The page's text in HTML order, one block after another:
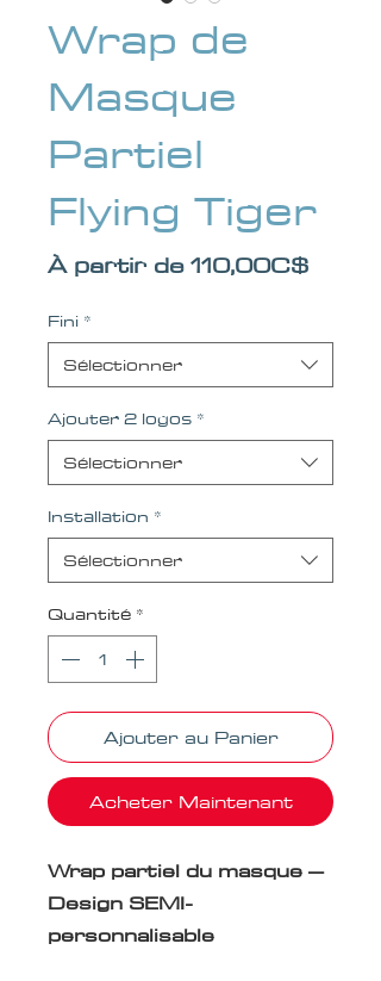
Wrap de
Masque
Partiel
Flying Tiger
À partir de110,00C$Prix
Fini *
Sélectionner
Ajouter 2 logos *
Sélectionner
Installation *
Sélectionner
Quantité *
Ajouter au Panier
Acheter Maintenant
Wrap partiel du masque –
Design SEMI-
personnalisable